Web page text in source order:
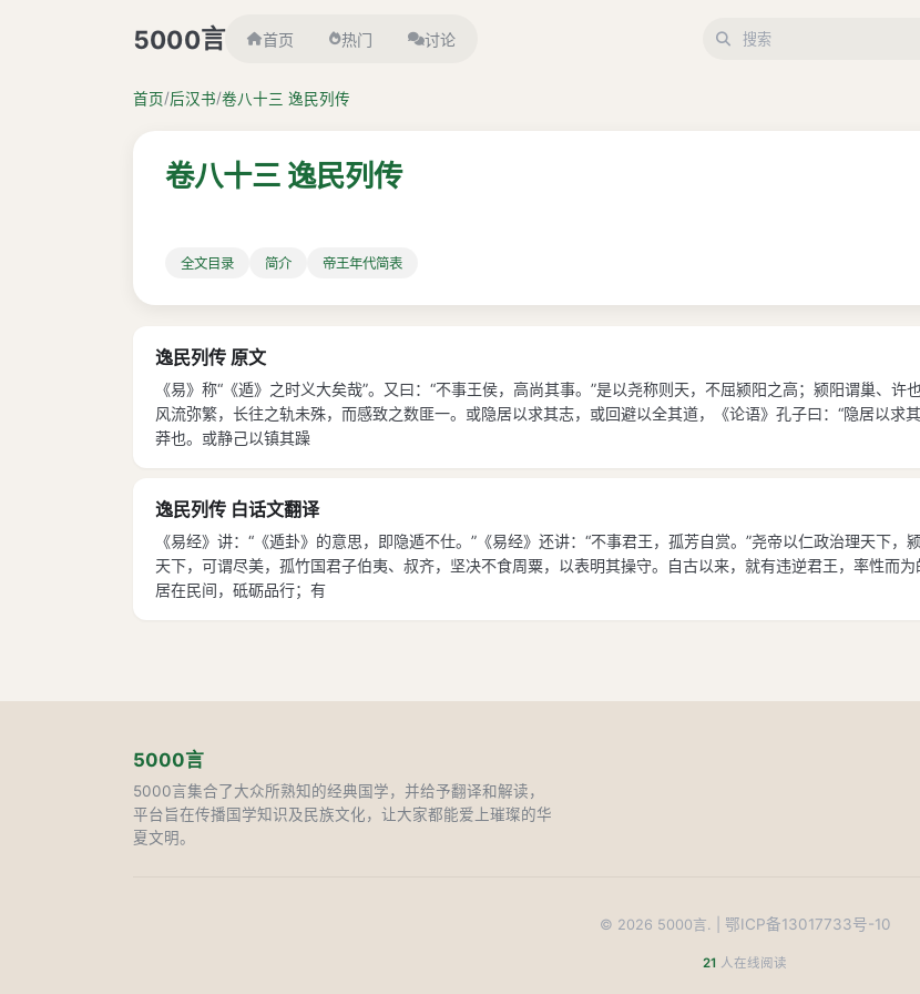
5000言 首页 热门 讨论
首页/后汉书/卷八十三 逸民列传
卷八十三 逸民列传
全文目录 简介 帝王年代简表
逸民列传 原文
《易》称“《遁》之时义大矣哉”。又曰：“不事王侯，高尚其事。”是以尧称则天，不屈颍阳之高；颍阳谓巢、
风流弥繁，长往之轨未殊，而感致之数匪一。或隐居以求其志，或回避以全其道，《论语》孔子曰：“隐居以求
莽也。或静己以镇其躁
逸民列传 白话文翻译
《易经》讲：“《遁卦》的意思，即隐遁不仕。”《易经》还讲：“不事君王，孤芳自赏。”尧帝以仁政治理天下
天下，可谓尽美，孤竹国君子伯夷、叔齐，坚决不食周粟，以表明其操守。自古以来，就有违逆君王，率性而
居在民间，砥砺品行；有
5000言
5000言集合了大众所熟知的经典国学，并给予翻译和解读，
平台旨在传播国学知识及民族文化，让大家都能爱上璀璨的华
夏文明。
© 2026 5000言. | 鄂ICP备13017733号-10
21 人在线阅读